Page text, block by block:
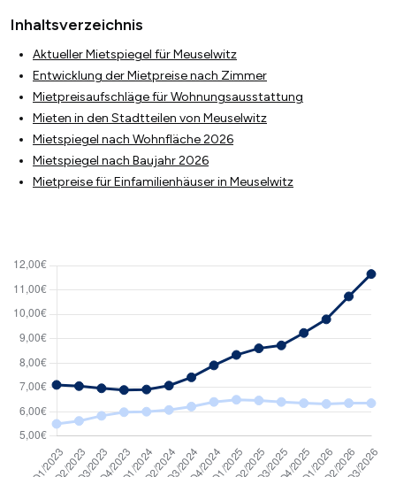
Inhaltsverzeichnis
Aktueller Mietspiegel für Meuselwitz
Entwicklung der Mietpreise nach Zimmer
Mietpreisaufschläge für Wohnungsausstattung
Mieten in den Stadtteilen von Meuselwitz
Mietspiegel nach Wohnfläche 2026
Mietspiegel nach Baujahr 2026
Mietpreise für Einfamilienhäuser in Meuselwitz